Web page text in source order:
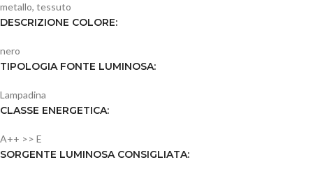
metallo, tessuto
DESCRIZIONE COLORE:
nero
TIPOLOGIA FONTE LUMINOSA:
Lampadina
CLASSE ENERGETICA:
A++ >> E
SORGENTE LUMINOSA CONSIGLIATA: